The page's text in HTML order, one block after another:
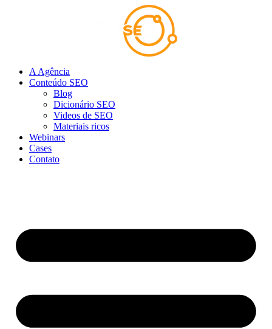
A Agência
Conteúdo SEO
Blog
Dicionário SEO
Videos de SEO
Materiais ricos
Webinars
Cases
Contato